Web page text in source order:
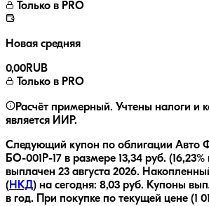
Только в PRO
Новая средняя
0,00RUB
Только в PRO
Расчёт примерный. Учтены налоги и
является ИИР.
Следующий купон по облигации Авто
БО-001Р-17 в размере 13,34 руб.
выплачен 23 августа 2026.
( НКД) на сегодня: 8,03 руб. Купоны
в год.
При покупке по текущей цене (1